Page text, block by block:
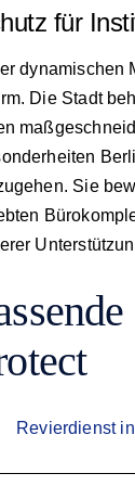
für
Die Stadt
Sie
Revierdienst